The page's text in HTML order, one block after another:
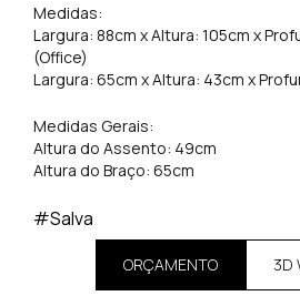
Medidas:
Largura: 88cm x Altura: 105cm x
(Office)
Largura: 65cm x Altura: 43cm x
Medidas Gerais:
Altura do Assento: 49cm
Altura do Braço: 65cm
#Salva
ORÇAMENTO 3D